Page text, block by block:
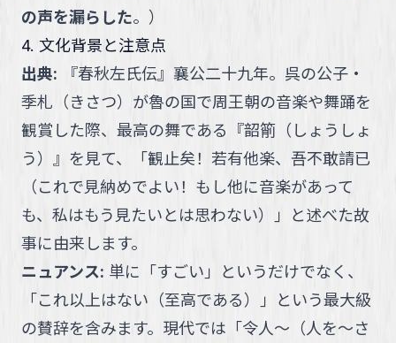
の声を漏らした。 ）
4. 文化背景と注意点
出典:
『春秋左氏伝』襄公二十九年。呉の公子・
季札（きさつ）が魯の国で周王朝の音楽や舞踊を
観賞した際、最高の舞である『韶箾（しょうしょ
う）』を見て、「観止矣！若有他楽、吾不敢請已
（これで見納めでよい！もし他に音楽があって
も、私はもう見たいとは思わない）」と述べた故
事に由来します。
ニュアンス: 単に「すごい」というだけでなく、
「これ以上はない（至高である）」という最大級
の賛辞を含みます。現代では「令人～（人を～さ